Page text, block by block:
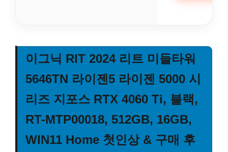
이그닉 RIT 2024 리트 미들타워
5646TN 라이젠5 라이젠 5000 시
리즈 지포스 RTX 4060 Ti, 블랙,
RT-MTP00018, 512GB, 16GB,
WIN11 Home 첫인상 & 구매 후